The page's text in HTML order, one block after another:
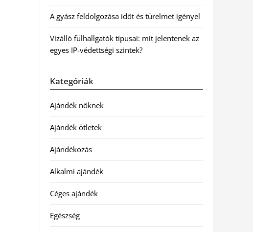
A gyász feldolgozása időt és türelmet igényel
Vízálló fülhallgatók típusai: mit jelentenek az
egyes IP-védettségi szintek?
Kategóriák
Ajándék nőknek
Ajándék ötletek
Ajándékozás
Alkalmi ajándék
Céges ajándék
Egészség